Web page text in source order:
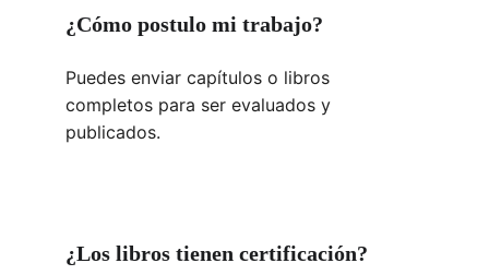
¿Cómo postulo mi trabajo?
Puedes enviar capítulos o libros
completos para ser evaluados y
publicados.
¿Los libros tienen certificación?